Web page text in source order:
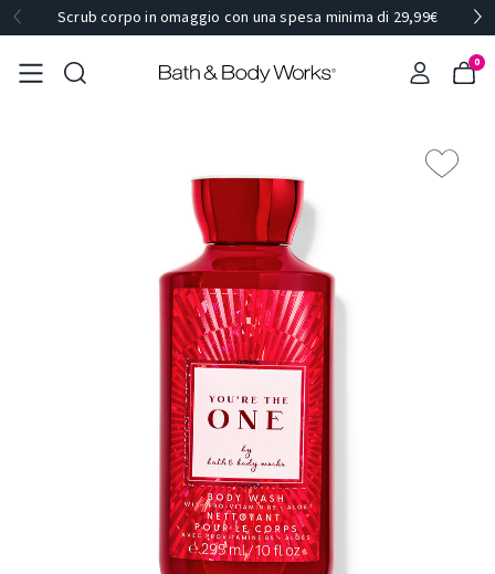
Scrub corpo in omaggio con una spesa minima di 29,99€
0